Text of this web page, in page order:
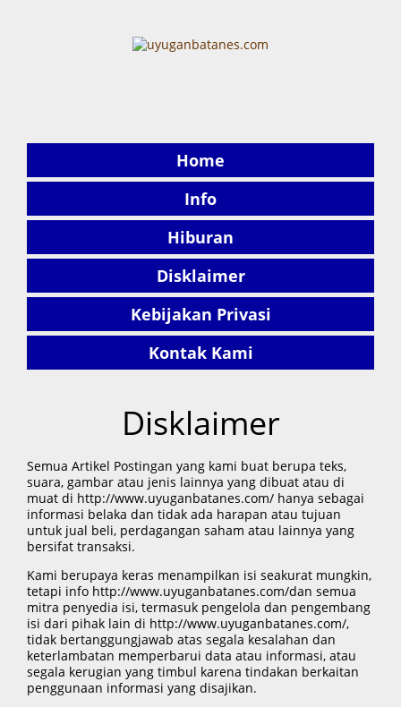
Home
Info
Hiburan
Disklaimer
Kebijakan Privasi
Kontak Kami
Disklaimer
Semua Artikel Postingan yang kami buat berupa teks,
suara, gambar atau jenis lainnya yang dibuat atau di
muat di http://www.uyuganbatanes.com/ hanya sebagai
informasi belaka dan tidak ada harapan atau tujuan
untuk jual beli, perdagangan saham atau lainnya yang
bersifat transaksi.
Kami berupaya keras menampilkan isi seakurat mungkin,
tetapi info http://www.uyuganbatanes.com/dan semua
mitra penyedia isi, termasuk pengelola dan pengembang
isi dari pihak lain di http://www.uyuganbatanes.com/,
tidak bertanggungjawab atas segala kesalahan dan
keterlambatan memperbarui data atau informasi, atau
segala kerugian yang timbul karena tindakan berkaitan
penggunaan informasi yang disajikan.